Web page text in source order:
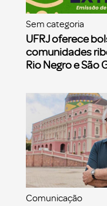
Sem categoria
UFRJ oferece
comunidades
Rio Negro e São
Comunicação